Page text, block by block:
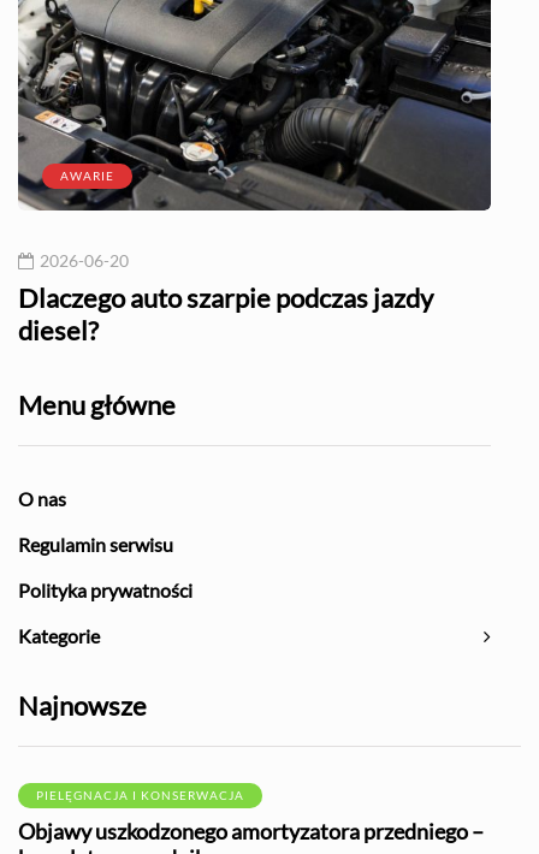
AWARIE
2026-06-20
Dlaczego auto szarpie podczas jazdy
diesel?
Menu główne
O nas
Regulamin serwisu
Polityka prywatności
Kategorie
Najnowsze
PIELĘGNACJA I KONSERWACJA
Objawy uszkodzonego amortyzatora przedniego –